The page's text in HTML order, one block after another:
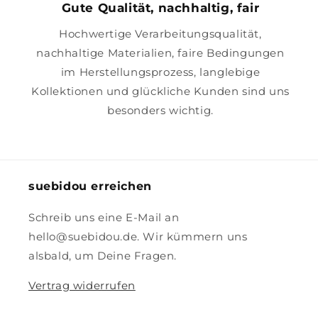
Gute Qualität, nachhaltig, fair
Hochwertige Verarbeitungsqualität,
nachhaltige Materialien, faire Bedingungen
im Herstellungsprozess, langlebige
Kollektionen und glückliche Kunden sind uns
besonders wichtig.
suebidou erreichen
Schreib uns eine E-Mail an
hello@suebidou.de. Wir kümmern uns
alsbald, um Deine Fragen.
Vertrag widerrufen